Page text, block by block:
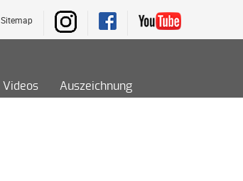
Sitemap
Videos Auszeichnung